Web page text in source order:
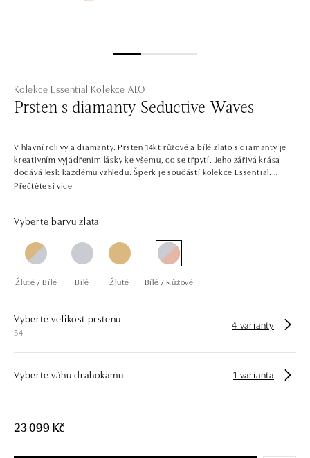
Kolekce Essential Kolekce ALO
Prsten s diamanty Seductive Waves
V hlavní roli vy a diamanty. Prsten 14kt růžové a bílé zlato s diamanty je
kreativním vyjádřením lásky ke všemu, co se třpytí. Jeho zářivá krása
dodává lesk každému vzhledu. Šperk je součástí kolekce Essential.
prsteny, které vypadají skvěle v setu i samostatně, kombinují všechny
dlouhodobě tou nejoblíbenější.
drahých kamenů už téměř 30 let. Každý šperk je tak originál a je také
opatřen certifikátem pravosti a dodán v luxusním balení. Ať už vybíráte
námi pouze šperk, ale také chytrou investici.
Přečtěte si více
Vyberte barvu zlata
Žluté / Bílé Bílé Žluté Bílé / Růžové
Vyberte velikost prstenu
54
4 varianty
Vyberte váhu drahokamu 1 varianta
23 099 Kč